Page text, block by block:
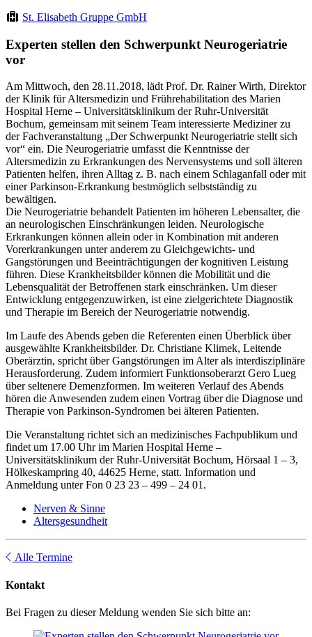
St. Elisabeth Gruppe GmbH
Experten stellen den Schwerpunkt Neurogeriatrie
vor
Am Mittwoch, den 28.11.2018, lädt Prof. Dr. Rainer Wirth, Direktor
der Klinik für Altersmedizin und Frührehabilitation des Marien
Hospital Herne – Universitätsklinikum der Ruhr-Universität
Bochum, gemeinsam mit seinem Team interessierte Mediziner zu
der Fachveranstaltung „Der Schwerpunkt Neurogeriatrie stellt sich
vor“ ein. Die Neurogeriatrie umfasst die Kenntnisse der
Altersmedizin zu Erkrankungen des Nervensystems und soll älteren
Patienten helfen, ihren Alltag z. B. nach einem Schlaganfall oder mit
einer Parkinson-Erkrankung bestmöglich selbstständig zu
bewältigen.
Die Neurogeriatrie behandelt Patienten im höheren Lebensalter, die
an neurologischen Einschränkungen leiden. Neurologische
Erkrankungen können allein oder in Kombination mit anderen
Vorerkrankungen unter anderem zu Gleichgewichts- und
Gangstörungen und Beeinträchtigungen der kognitiven Leistung
führen. Diese Krankheitsbilder können die Mobilität und die
Lebensqualität der Betroffenen stark einschränken. Um dieser
Entwicklung entgegenzuwirken, ist eine zielgerichtete Diagnostik
und Therapie im Bereich der Neurogeriatrie notwendig.
Im Laufe des Abends geben die Referenten einen Überblick über
ausgewählte Krankheitsbilder. Dr. Christiane Klimek, Leitende
Oberärztin, spricht über Gangstörungen im Alter als interdisziplinäre
Herausforderung. Zudem informiert Funktionsoberarzt Gero Lueg
über seltenere Demenzformen. Im weiteren Verlauf des Abends
hören die Anwesenden zudem einen Vortrag über die Diagnose und
Therapie von Parkinson-Syndromen bei älteren Patienten.
Die Veranstaltung richtet sich an medizinisches Fachpublikum und
findet um 17.00 Uhr im Marien Hospital Herne –
Universitätsklinikum der Ruhr-Universität Bochum, Hörsaal 1 – 3,
Hölkeskampring 40, 44625 Herne, statt. Information und
Anmeldung unter Fon 0 23 23 – 499 – 24 01.
Nerven & Sinne
Altersgesundheit
Alle Termine
Kontakt
Bei Fragen zu dieser Meldung wenden Sie sich bitte an: